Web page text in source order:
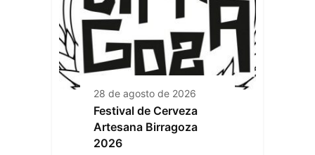
28 de agosto de 2026
Festival de Cerveza
Artesana Birragoza
2026